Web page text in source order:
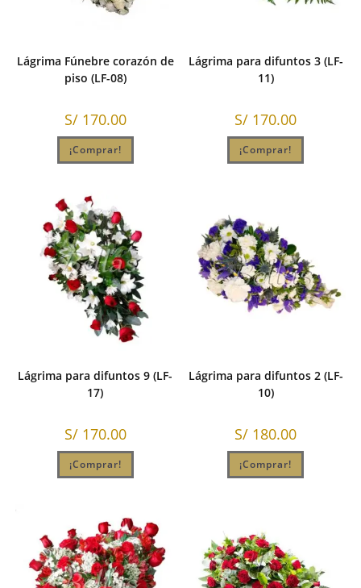
Lágrima Fúnebre corazón de
piso (LF-08)
S/170.00
¡Comprar!
Lágrima para difuntos 3 (LF-
11)
S/ 170.00
¡Comprar!
Lágrima para difuntos 9 (LF-
17)
S/170.00
¡Comprar!
Lágrima para difuntos 2 (LF-
10)
S/ 180.00
¡Comprar!